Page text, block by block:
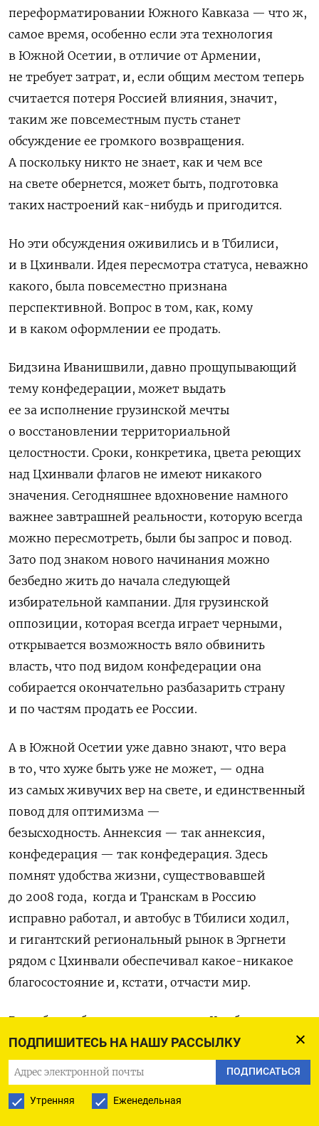
ПОДПИШИТЕСЬ НА НАШУ РАССЫЛКУ
ПОДПИСАТЬСЯ
Утренняя Еженедельная
переформатировании Южного Кавказа — что ж,
самое время, особенно если эта технология
в Южной Осетии, в отличие от Армении,
не требует затрат, и, если общим местом теперь
считается потеря Россией влияния, значит,
таким же повсеместным пусть станет
обсуждение ее громкого возвращения.
А поскольку никто не знает, как и чем все
на свете обернется, может быть, подготовка
таких настроений как-нибудь и пригодится.
Но эти обсуждения оживились и в Тбилиси,
и в Цхинвали. Идея пересмотра статуса, неважно
какого, была повсеместно признана
перспективной. Вопрос в том, как, кому
и в каком оформлении ее продать.
Бидзина Иванишвили, давно прощупывающий
тему конфедерации, может выдать
ее за исполнение грузинской мечты
о восстановлении территориальной
целостности. Сроки, конкретика, цвета реющих
над Цхинвали флагов не имеют никакого
значения. Сегодняшнее вдохновение намного
важнее завтрашней реальности, которую всегда
можно пересмотреть, были бы запрос и повод.
Зато под знаком нового начинания можно
безбедно жить до начала следующей
избирательной кампании. Для грузинской
оппозиции, которая всегда играет черными,
открывается возможность вяло обвинить
власть, что под видом конфедерации она
собирается окончательно разбазарить страну
и по частям продать ее России.
А в Южной Осетии уже давно знают, что вера
в то, что хуже быть уже не может, — одна
из самых живучих вер на свете, и единственный
повод для оптимизма —
безысходность. Аннексия — так аннексия,
конфедерация — так конфедерация. Здесь
помнят удобства жизни, существовавшей
до 2008 года, когда и Транскам в Россию
исправно работал, и автобус в Тбилиси ходил,
и гигантский региональный рынок в Эргнети
рядом с Цхинвали обеспечивал какое-никакое
благосостояние и, кстати, отчасти мир.
Республика безнадежно пустеет, Камболов — так
Камболов, может, он хотя бы окажется не хуже
Гаглоева, который оказался хуже
Бибилова. Да и насчет России особых иллюзий
давно не питают, и иногда, особенно когда